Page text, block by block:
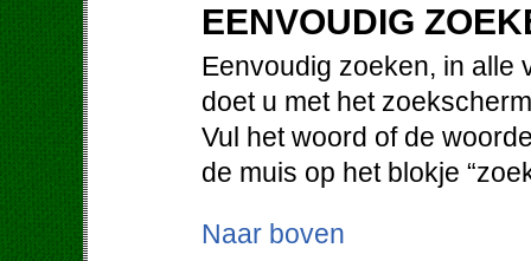
EENVOUDIG
Eenvoudig zoeken, in alle
doet u met het
Vul het woord of de
de muis op het blokje
Naar boven